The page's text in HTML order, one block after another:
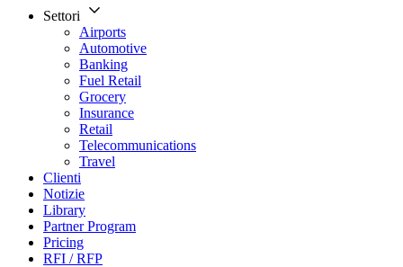
Settori
Airports
Automotive
Banking
Fuel Retail
Grocery
Insurance
Retail
Telecommunications
Travel
Clienti
Notizie
Library
Partner Program
Pricing
RFI / RFP